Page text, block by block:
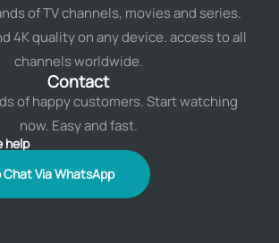
of TV channels, movies and series.
4K quality on any device. access to all
channels worldwide.
Contact
of happy customers. Start watching
now. Easy and fast.
help
Chat Via WhatsApp